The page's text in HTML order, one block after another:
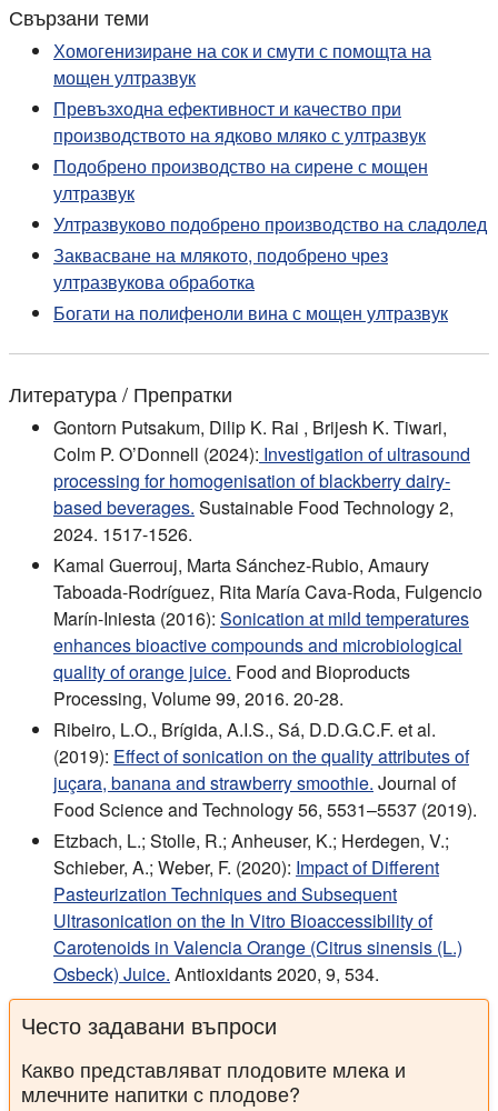
Свързани теми
Хомогенизиране на сок и смути с помощта на
мощен ултразвук
Превъзходна ефективност и качество при
производството на ядково мляко с ултразвук
Подобрено производство на сирене с мощен
ултразвук
Ултразвуково подобрено производство на сладолед
Заквасване на млякото, подобрено чрез
ултразвукова обработка
Богати на полифеноли вина с мощен ултразвук
Литература / Препратки
Gontorn Putsakum, Dilip K. Rai , Brijesh K. Tiwari,
Colm P. O’Donnell (2024): Investigation of ultrasound
processing for homogenisation of blackberry dairy-
based beverages. Sustainable Food Technology 2,
2024. 1517-1526.
Kamal Guerrouj, Marta Sánchez-Rubio, Amaury
Taboada-Rodríguez, Rita María Cava-Roda, Fulgencio
Marín-Iniesta (2016): Sonication at mild temperatures
enhances bioactive compounds and microbiological
quality of orange juice. Food and Bioproducts
Processing, Volume 99, 2016. 20-28.
Ribeiro, L.O., Brígida, A.I.S., Sá, D.D.G.C.F. et al.
(2019): Effect of sonication on the quality attributes of
juçara, banana and strawberry smoothie. Journal of
Food Science and Technology 56, 5531–5537 (2019).
Etzbach, L.; Stolle, R.; Anheuser, K.; Herdegen, V.;
Schieber, A.; Weber, F. (2020): Impact of Different
Pasteurization Techniques and Subsequent
Ultrasonication on the In Vitro Bioaccessibility of
Carotenoids in Valencia Orange (Citrus sinensis (L.)
Osbeck) Juice. Antioxidants 2020, 9, 534.
Често задавани въпроси
Какво представляват плодовите млека и
млечните напитки с плодове?